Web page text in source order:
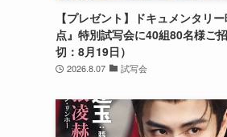
【プレゼント】ドキュメンタリ
点』特別試写会に40組80名様ご
切：8月19日）
2026.8.07 試写会